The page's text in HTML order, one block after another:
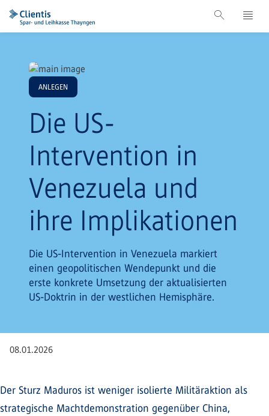
ANLEGEN
Die US-
Intervention in
Venezuela und
ihre Implikationen
Die US-Intervention in Venezuela markiert
einen geopolitischen Wendepunkt und die
erste konkrete Umsetzung der aktualisierten
US-Doktrin in der westlichen Hemisphäre.
08.01.2026
Der Sturz Maduros ist weniger isolierte Militäraktion als
strategische Machtdemonstration gegenüber China,